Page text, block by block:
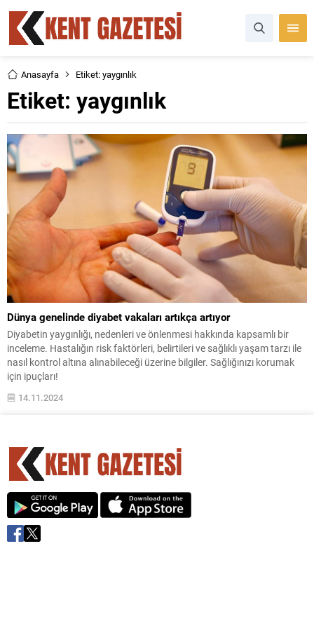
Anasayfa Etiket: yaygınlık
Etiket: yaygınlık
Dünya genelinde diyabet vakaları artıkça artıyor
Diyabetin yaygınlığı, nedenleri ve önlenmesi hakkında kapsamlı bir
inceleme. Hastalığın risk faktörleri, belirtileri ve sağlıklı yaşam tarzı ile
nasıl kontrol altına alınabileceği üzerine bilgiler. Sağlığınızı korumak
için ipuçları!
14.11.2024